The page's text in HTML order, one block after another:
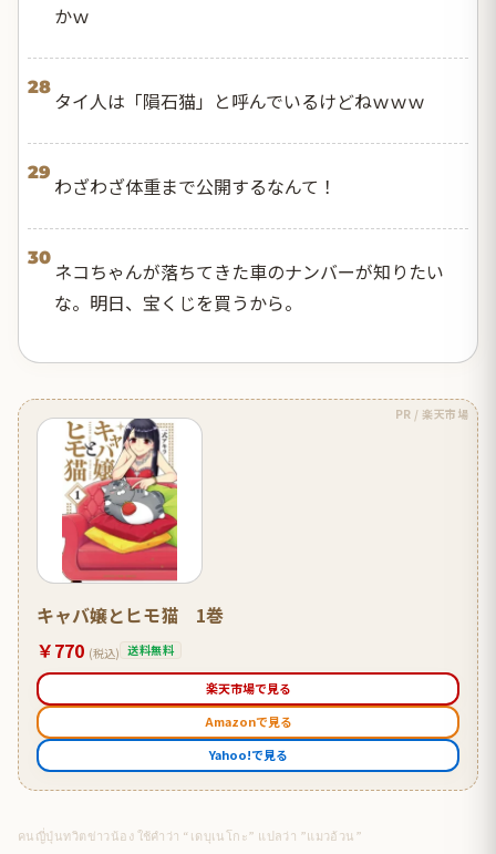
かｗ
28
タイ人は「隕石猫」と呼んでいるけどねｗｗｗ
29
わざわざ体重まで公開するなんて！
30
ネコちゃんが落ちてきた車のナンバーが知りたい
な。明日、宝くじを買うから。
PR / 楽天市場
キャバ嬢とヒモ猫 1巻
￥770 (税込) 送料無料
楽天市場で見る
Amazonで見る
Yahoo!で見る
คนญี่ปุ่นทวิตข่าวน้อง ใช้คำว่า “เดบุเนโกะ” แปลว่า ”แมวอ้วน”